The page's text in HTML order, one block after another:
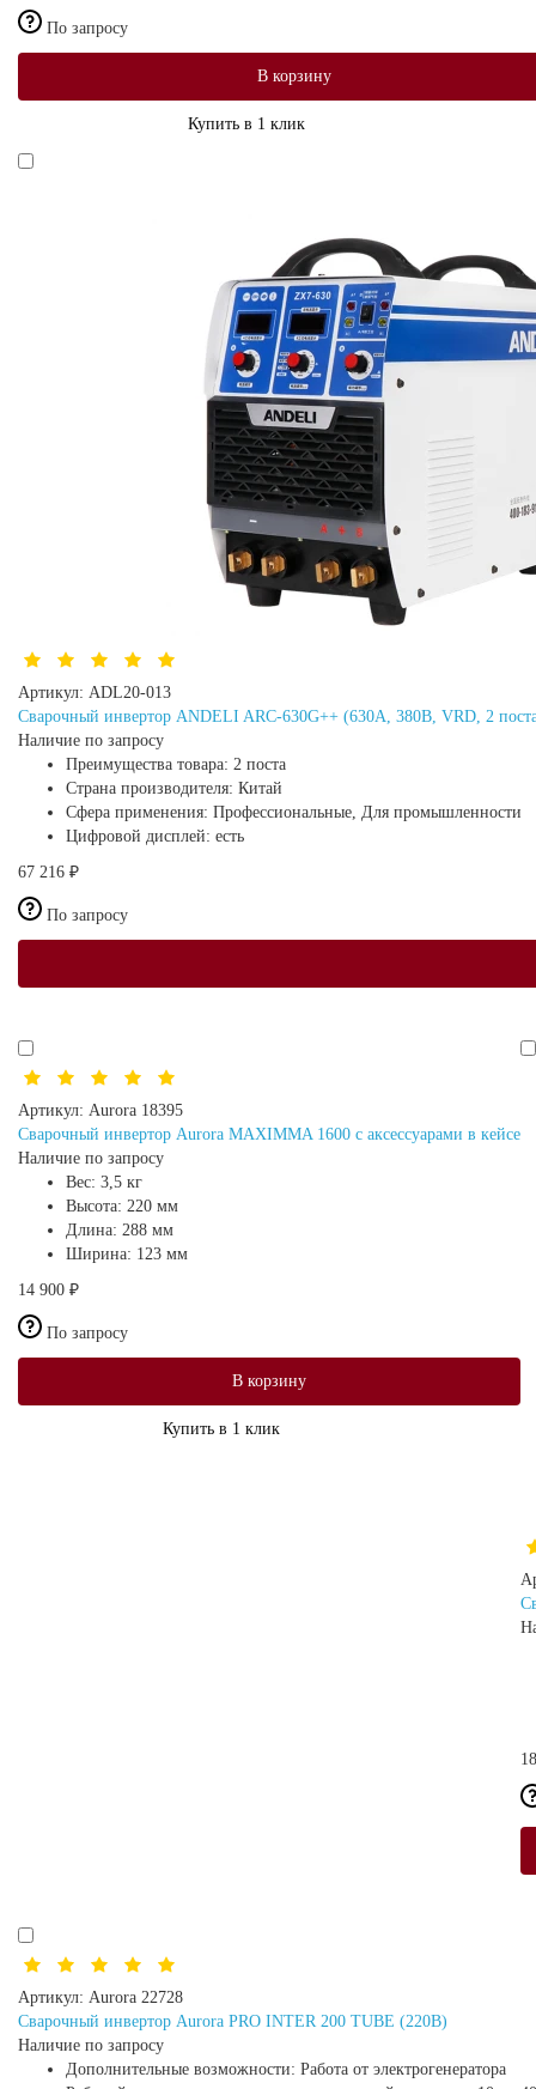
По запросу
В корзину
Купить в 1 клик
Артикул: ADL20-013
Сварочный инвертор ANDELI ARC-630G++ (630А, 380В, VRD, 2
Наличие по запросу
Преимущества товара: 2 поста
Страна производителя: Китай
Сфера применения: Профессиональные, Для промышленности
Цифровой дисплей: есть
67 216 ₽
По запросу
Артикул: Aurora 18395
Сварочный инвертор Aurora MAXIMMA 1600 с аксессуарами в кейсе
Наличие по запросу
Вес: 3,5 кг
Высота: 220 мм
Длина: 288 мм
Ширина: 123 мм
14 900 ₽
По запросу
В корзину
Купить в 1 клик
Артикул: Aurora 22728
Сварочный инвертор Aurora PRO INTER 200 TUBE (220В)
Наличие по запросу
Дополнительные возможности: Работа от электрогенератора